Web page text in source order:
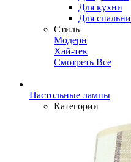
Для кухни
Для спальни
Стиль
Модерн
Хай-тек
Смотреть Все
Настольные лампы
Категории